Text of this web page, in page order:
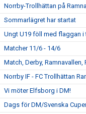
Norrby-Trollhättan på
Sommarlägret har startat
Ungt U19 föll med flaggan i
Matcher 11/6 - 14/6
Match, Derby,
Norrby IF - FC Trollhättan
Vi möter Elfsborg i DM!
Dags för DM/Svenska